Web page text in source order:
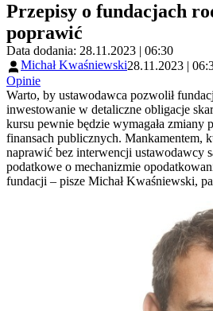
Przepisy o fundacjach
poprawić
Data dodania: 28.11.2023 | 06:30
Michał Kwaśniewski28.11.2023 |
Opinie
Warto, by ustawodawca pozwolił
inwestowanie w detaliczne obligacje
kursu pewnie będzie wymagała zmiany
finansach publicznych. Mankamentem,
naprawić bez interwencji ustawodawcy
podatkowe o mechanizmie
fundacji – pisze Michał Kwaśniewski,